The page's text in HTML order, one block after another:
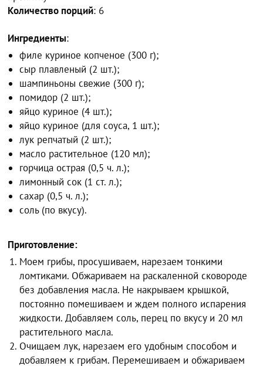
Количество порций: 6
Ингредиенты:
филе куриное копченое (300 г);
сыр плавленый (2 шт.);
шампиньоны свежие (300 г);
помидор (2 шт.);
яйцо куриное (4 шт.);
яйцо куриное (для соуса, 1 шт.);
лук репчатый (2 шт.);
масло растительное (120 мл);
горчица острая (0,5 ч. л.);
лимонный сок (1 ст. л.);
сахар (0,5 ч. л.);
соль (по вкусу).
Приготовление:
Моем грибы, просушиваем, нарезаем тонкими
ломтиками. Обжариваем на раскаленной сковороде
без добавления масла. Не накрываем крышкой,
постоянно помешиваем и ждем полного испарения
жидкости. Добавляем соль, перец по вкусу и 20 мл
растительного масла.
Очищаем лук, нарезаем его удобным способом и
добавляем к грибам. Перемешиваем и обжариваем